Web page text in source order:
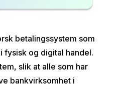
betalingssystem som
fysisk og digital handel.
slik at alle som har
bankvirksomhet i